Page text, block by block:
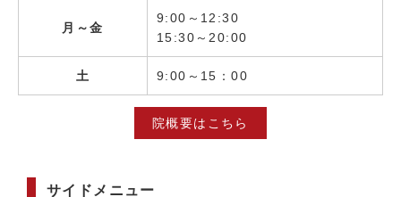
月～金
9:00～12:30
15:30～20:00
土 9:00～15：00
院概要はこちら
サイドメニュー